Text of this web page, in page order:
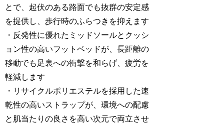
とで、起伏のある路面でも抜群の安定感
を提供し、歩行時のふらつきを抑えます
・反発性に優れたミッドソールとクッシ
ョン性の高いフットベッドが、長距離の
移動でも足裏への衝撃を和らげ、疲労を
軽減します
・リサイクルポリエステルを採用した速
乾性の高いストラップが、環境への配慮
と肌当たりの良さを高い次元で両立させ